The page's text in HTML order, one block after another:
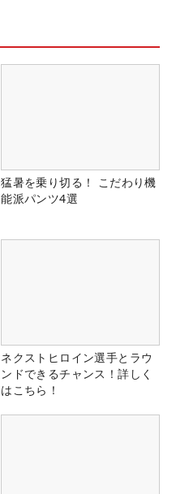
猛暑を乗り切る！ こだわり機
能派パンツ4選
ネクストヒロイン選手とラウ
ンドできるチャンス！詳しく
はこちら！